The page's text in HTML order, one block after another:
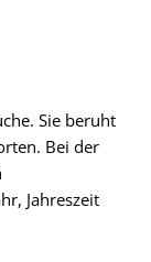
Sie beruht
Bei der
Jahreszeit